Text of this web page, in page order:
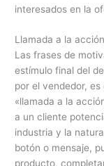
interesados en la
Llamada a la
Las frases de
estímulo final del
por el vendedor,
«llamada a la
a un cliente
industria y la
botón o mensaje,
producto,